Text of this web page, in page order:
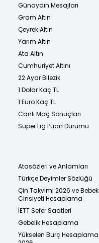
Günaydın Mesajları
Gram Altın
Çeyrek Altın
Yarım Altın
Ata Altın
Cumhuriyet Altını
22 Ayar Bilezik
1 Dolar Kaç TL
1 Euro Kaç TL
Canlı Maç Sonuçları
Süper Lig Puan Durumu
Atasözleri ve Anlamları
Türkçe Deyimler Sözlüğü
Çin Takvimi 2026 ve Bebek
Cinsiyeti Hesaplama
İETT Sefer Saatleri
Gebelik Hesaplama
Yükselen Burç Hesaplama